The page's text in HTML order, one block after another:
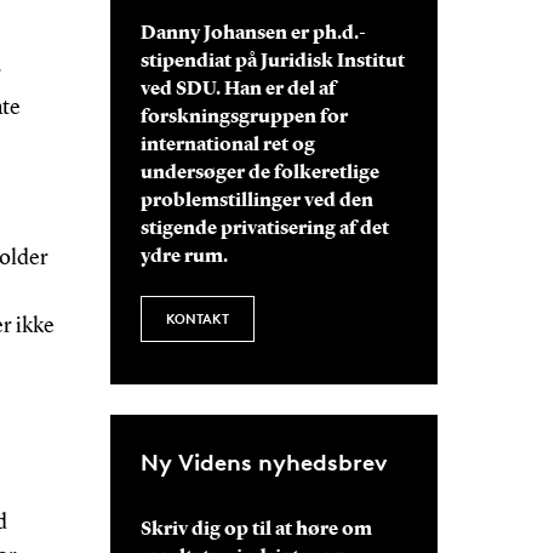
ikke
Danny Johansen er ph.d.-
stipendiat på Juridisk Institut
ved SDU. Han er del af
forskningsgruppen for
international ret og
undersøger de folkeretlige
problemstillinger ved den
stigende privatisering af det
ydre rum.
KONTAKT
Ny Videns nyhedsbrev
Skriv dig op til at høre om